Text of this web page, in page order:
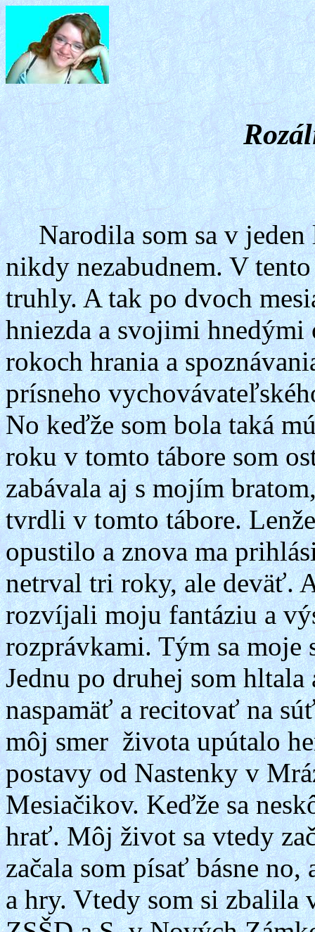
Narodila som sa v
nikdy nezabudnem. V
truhly. A tak po dvoch
hniezda a svojimi hnedými
rokoch hrania a
prísneho
No keďže som bola taká
roku v tomto tábore som
zabávala aj s mojím
tvrdli v tomto tábore.
opustilo a znova ma
netrval tri roky, ale deväť.
rozvíjali moju fantáziu a
rozprávkami. Tým sa moje
Jednu po druhej som
naspamäť a recitovať na
môj smer života upútalo
postavy od Nastenky v
Mesiačikov. Keďže sa
hrať. Môj život sa vtedy
začala som písať básne
a hry. Vtedy som si zbalila